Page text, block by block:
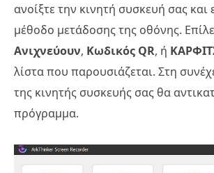
ανοίξτε την κινητή συσκευή σας και
μέθοδο μετάδοσης της οθόνης.
Ανιχνεύουν, Κωδικός QR, ή
λίστα που παρουσιάζεται. Στη
της κινητής συσκευής σας θα
πρόγραμμα.